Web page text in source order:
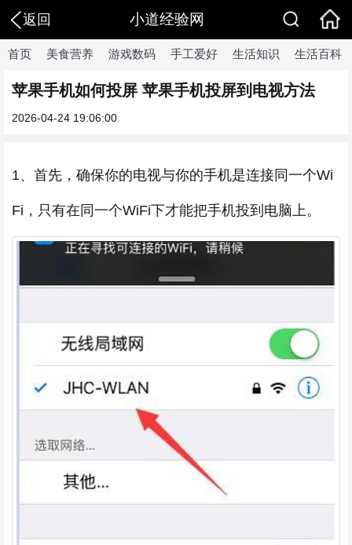
返回 小道经验网
首页 美食营养 游戏数码 手工爱好 生活知识 生活百科
苹果手机如何投屏 苹果手机投屏到电视方法
2026-04-24 19:06:00
1、首先，确保你的电视与你的手机是连接同一个Wi
Fi，只有在同一个WiFi下才能把手机投到电脑上。